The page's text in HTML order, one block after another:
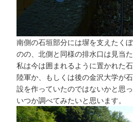
南側の石垣部分には塀を支えたく
のの、北側と同様の排水口は見当た
私は今は囲まれるように置かれた
陸軍か、もしくは後の金沢大学が
設を作っていたのではないかと思
いつか調べてみたいと思います。